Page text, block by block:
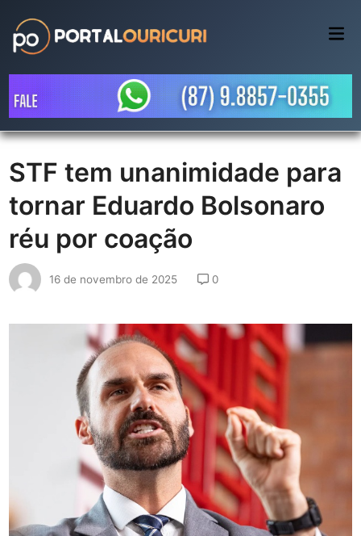
content
STF tem unanimidade para
tornar Eduardo Bolsonaro
réu por coação
16 de novembro de 2025 0